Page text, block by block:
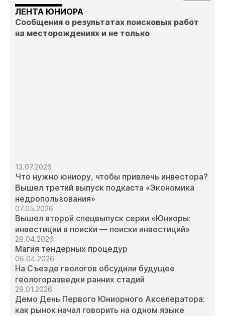
ЛЕНТА ЮНИОРА
Сообщения о результатах поисковых работ
на месторождениях и не только
13.07.2026
Что нужно юниору, чтобы привлечь инвестора?
Вышел третий выпуск подкаста «Экономика
недропользования»
07.05.2026
Вышел второй спецвыпуск серии «Юниоры:
инвестиции в поиски — поиски инвестиций»
28.04.2026
Магия тендерных процедур
06.04.2026
На Съезде геологов обсудили будущее
геологоразведки ранних стадий
29.01.2026
Демо День Первого Юниорного Акселератора:
как рынок начал говорить на одном языке